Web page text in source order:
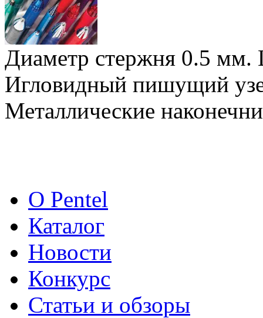
Диаметр стержня 0.5
Игловидный пишущий
Металлические
О Pentel
Каталог
Новости
Конкурс
Статьи и обзоры